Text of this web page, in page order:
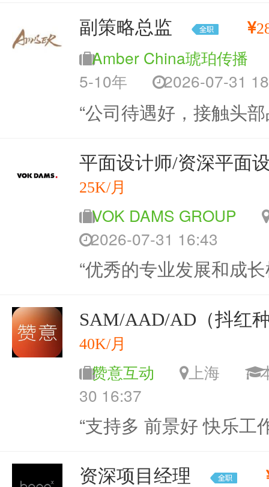
副策略总监
Amber China琥珀传播
5-10年
2026-07-31
“公司待遇好，接触头
平面设计师/资深平面
25K/月
VOK DAMS GROUP
2026-07-31 16:43
“优秀的专业发展和成长
SAM/AAD/AD（抖红
40K/月
赞意互动 上海
30 16:37
“支持多 前景好 快乐工
资深项目经理